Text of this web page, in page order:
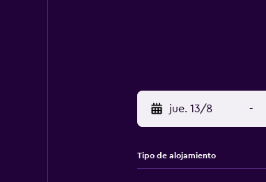
jue. 13/8 -
Tipo de alojamiento